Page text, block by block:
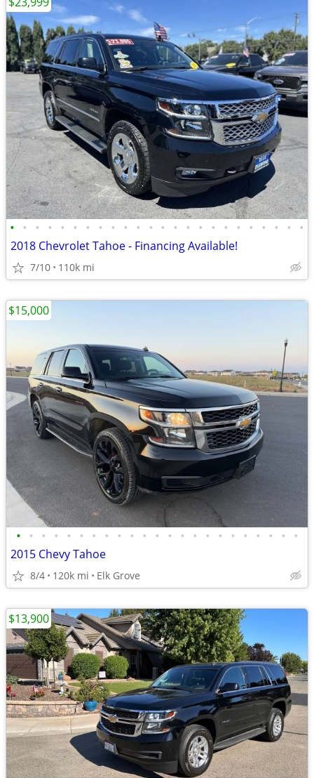
• • • • • • • • • • • • • • • • • • • • • • • •
2018 Chevrolet Tahoe - Financing Available!
7/10 110k mi
• • • • • • • • • • • • • • • • • • • • • • •
2015 Chevy Tahoe
8/4 120k mi Elk Grove
$15,000
$13,900